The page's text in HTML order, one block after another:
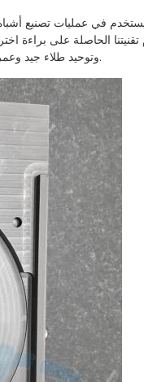
وتوحيد طلاء جيد وعمر خدمة ممتاز، فضلاً عن المقاومة الكيميائية العالية وخصائص الاستقرار الحراري.